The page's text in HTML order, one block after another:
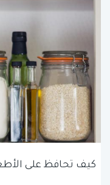
كيف تحافظ على